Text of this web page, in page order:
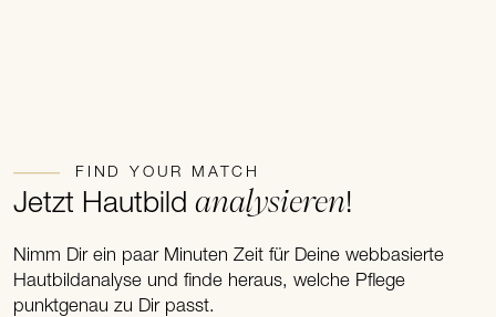
FIND YOUR MATCH
Jetzt Hautbildanalysieren!
Nimm Dir ein paar Minuten Zeit für Deine webbasierte
Hautbildanalyse und finde heraus, welche Pflege
punktgenau zu Dir passt.